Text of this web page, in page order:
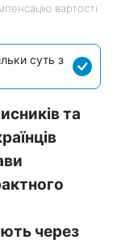
вартості
суть з
та
через